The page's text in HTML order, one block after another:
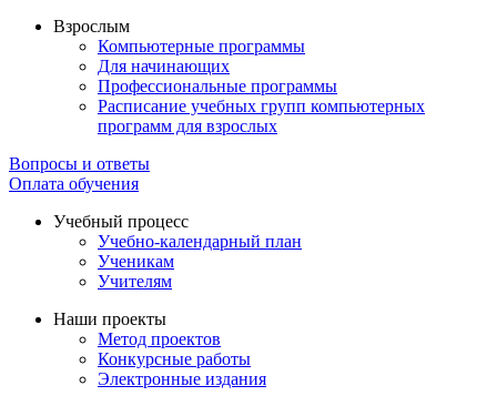
Взрослым
Компьютерные программы
Для начинающих
Профессиональные программы
Расписание учебных групп компьютерных
программ для взрослых
Вопросы и ответы
Оплата обучения
Учебный процесс
Учебно-календарный план
Ученикам
Учителям
Наши проекты
Метод проектов
Конкурсные работы
Электронные издания